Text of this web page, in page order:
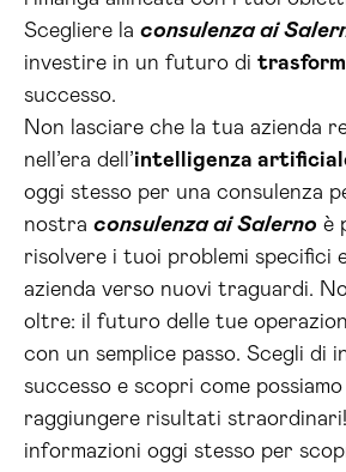
Scegliere la consulenza ai
investire in un futuro di
successo.
Non lasciare che la tua azienda
nell’era dell’intelligenza
oggi stesso per una consulenza
nostra consulenza ai Salerno è
risolvere i tuoi problemi specifici
azienda verso nuovi traguardi.
oltre: il futuro delle tue
con un semplice passo. Scegli di
successo e scopri come
raggiungere risultati
informazioni oggi stesso per